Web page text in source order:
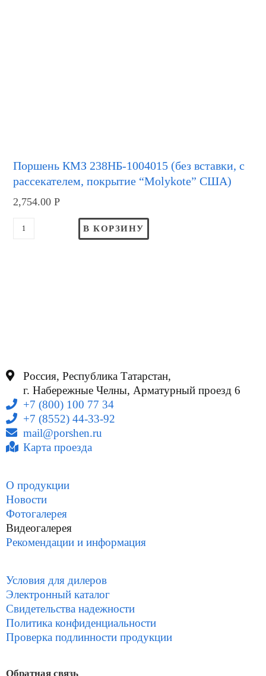
Поршень КМЗ 238НБ-1004015 (без вставки, с
рассекателем, покрытие “Molykote” США)
2,754.00Р
В КОРЗИНУ
Россия, Республика Татарстан,
г. Набережные Челны, Арматурный проезд 6
+7 (800) 100 77 34
+7 (8552) 44-33-92
mail@porshen.ru
Карта проезда
О продукции
Новости
Фотогалерея
Видеогалерея
Рекомендации и информация
Условия для дилеров
Электронный каталог
Свидетельства надежности
Политика конфиденциальности
Проверка подлинности продукции
Обратная связь